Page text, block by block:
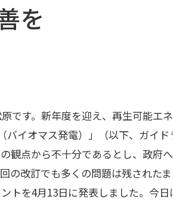
を
です。新年度を迎え、再生可能エ
バイオマス発電）」（以下、ガイ
観点から不十分であるとし、政府
の改訂でも多くの問題は残された
トを4月13日に発表しました。今日